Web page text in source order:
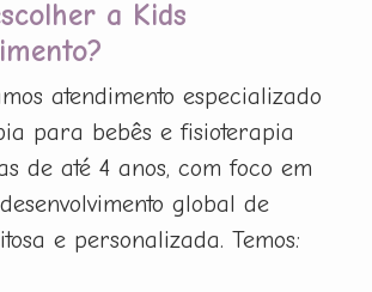
a Kids
atendimento especializado
para bebês e fisioterapia
de até 4 anos, com foco em
global de
e personalizada. Temos: